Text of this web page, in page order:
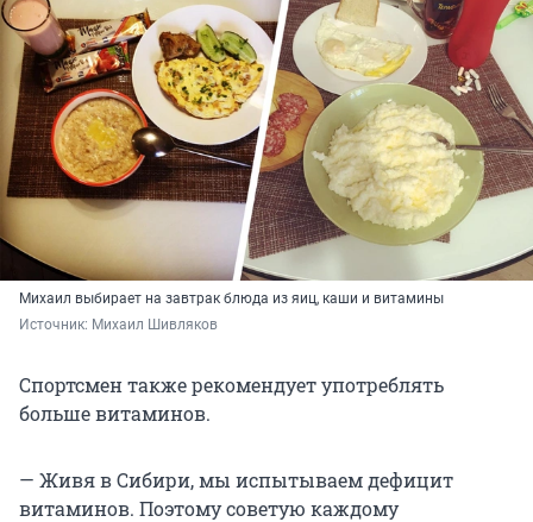
Михаил выбирает на завтрак блюда из яиц, каши и витамины
Источник: Михаил Шивляков
Спортсмен также рекомендует употреблять
больше витаминов.
— Живя в Сибири, мы испытываем дефицит
витаминов. Поэтому советую каждому